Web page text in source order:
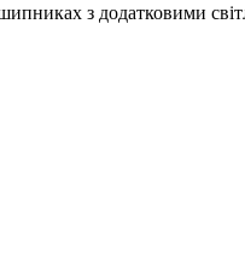
з додатковими